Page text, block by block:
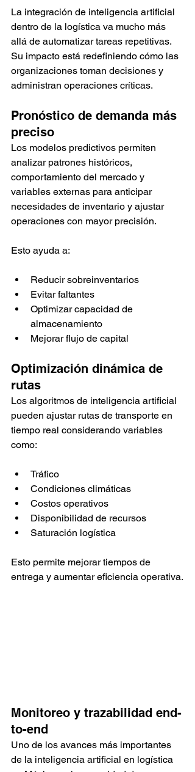
La integración de inteligencia artificial
dentro de la logística va mucho más
allá de automatizar tareas repetitivas.
Su impacto está redefiniendo cómo las
organizaciones toman decisiones y
administran operaciones críticas.
Pronóstico de demanda más
preciso
Los modelos predictivos permiten
analizar patrones históricos,
comportamiento del mercado y
variables externas para anticipar
necesidades de inventario y ajustar
operaciones con mayor precisión.
Esto ayuda a:
Reducir sobreinventarios
Evitar faltantes
Optimizar capacidad de
almacenamiento
Mejorar flujo de capital
Optimización dinámica de
rutas
Los algoritmos de inteligencia artificial
pueden ajustar rutas de transporte en
tiempo real considerando variables
como:
Tráfico
Condiciones climáticas
Costos operativos
Disponibilidad de recursos
Saturación logística
Esto permite mejorar tiempos de
entrega y aumentar eficiencia operativa.
Monitoreo y trazabilidad end-
to-end
Uno de los avances más importantes
de la inteligencia artificial en logística